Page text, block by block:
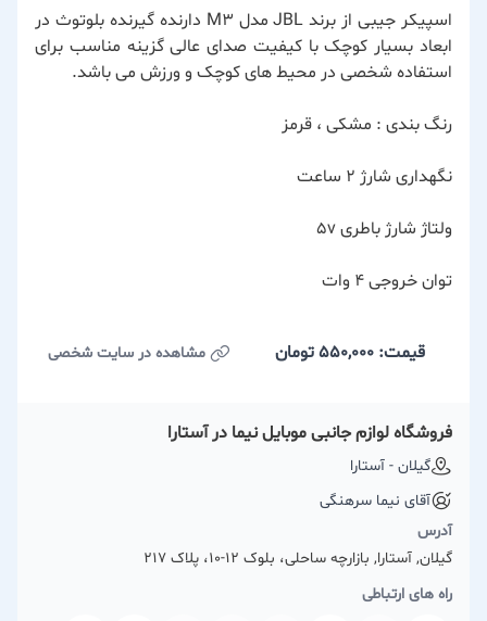
اسپیکر جیبی از برند JBL مدل M۳ دارنده گیرنده بلوتوث در
ابعاد بسیار کوچک با کیفیت صدای عالی گزینه مناسب برای
استفاده شخصی در محیط های کوچک و ورزش می باشد.
رنگ بندی : مشکی ، قرمز
نگهداری شارژ ۲ ساعت
ولتاژ شارژ باطری ۵v
توان خروجی ۴ وات
قیمت: 550,000 تومان مشاهده در سایت شخصی
فروشگاه لوازم جانبی موبایل نیما در آستارا
گیلان - آستارا
آقای نیما سرهنگی
آدرس
گیلان, آستارا, بازارچه ساحلی، بلوک 12-10، پلاک 217
راه های ارتباطی